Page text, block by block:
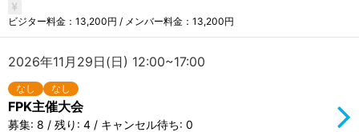
ビジター料金：13,200円 / メンバー料金：13,200円
2026年11月29日(日) 12:00~17:00
なし なし
FPK主催大会
募集: 8 / 残り: 4 / キャンセル待ち: 0